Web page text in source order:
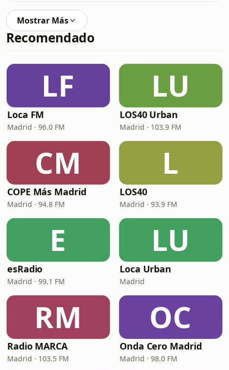
Mostrar Más
Recomendado
LF
Loca FM
Madrid · 96.0 FM
LU
LOS40 Urban
Madrid · 103.9 FM
CM
COPE Más Madrid
Madrid · 94.8 FM
L
LOS40
Madrid · 93.9 FM
E
esRadio
Madrid · 99.1 FM
LU
Loca Urban
Madrid
RM
Radio MARCA
Madrid · 103.5 FM
OC
Onda Cero Madrid
Madrid · 98.0 FM